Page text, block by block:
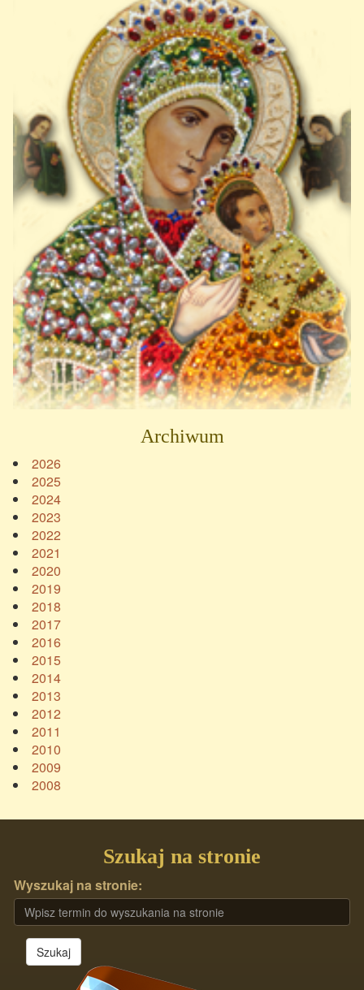
Archiwum
2026
2025
2024
2023
2022
2021
2020
2019
2018
2017
2016
2015
2014
2013
2012
2011
2010
2009
2008
Szukaj na stronie
Wyszukaj na stronie:
Szukaj